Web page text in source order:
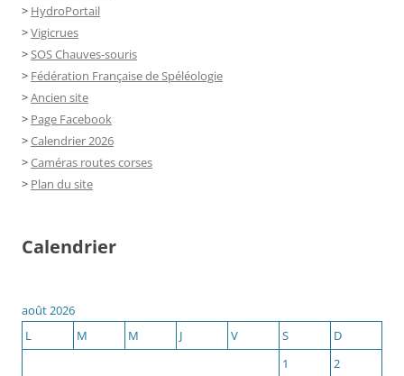
> HydroPortail
>Vigicrues
>SOS Chauves-souris
> Fédération Française de Spéléologie
>Ancien site
> Page Facebook
>Calendrier 2026
>Caméras routes corses
> Plan du site
Calendrier
août 2026
L
M M J V S
D
1
2